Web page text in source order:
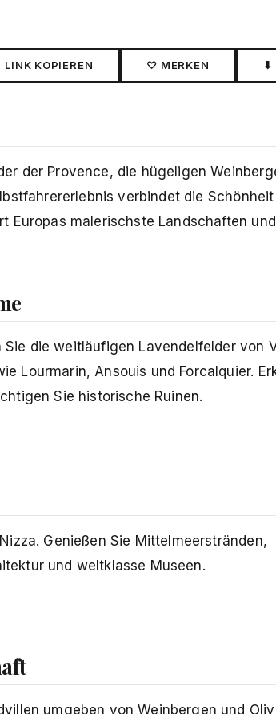
LINK KOPIEREN ♡ MERKEN ⬇
der Provence, die hügeligen
verbindet die Schönheit
Europas malerischste Landschaften und
die weitläufigen Lavendelfelder von
Lourmarin, Ansouis und Forcalquier.
Sie historische Ruinen.
Genießen Sie Mittelmeerstränden,
und weltklasse Museen.
umgeben von Weinbergen und